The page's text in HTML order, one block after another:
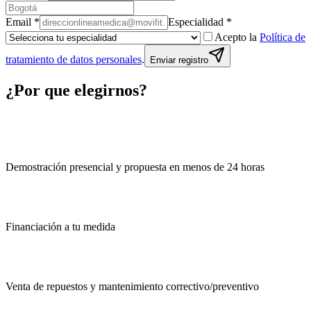
Email * Especialidad *
Acepto la Política de
tratamiento de datos personales. Enviar registro
¿Por que elegirnos?
Demostración presencial y propuesta en menos de 24 horas
Financiación a tu medida
Venta de repuestos y mantenimiento correctivo/preventivo